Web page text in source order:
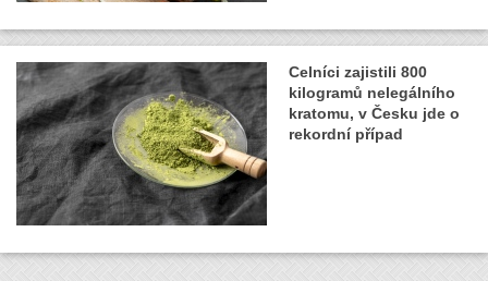
Celníci zajistili 800
kilogramů nelegálního
kratomu, v Česku jde o
rekordní případ